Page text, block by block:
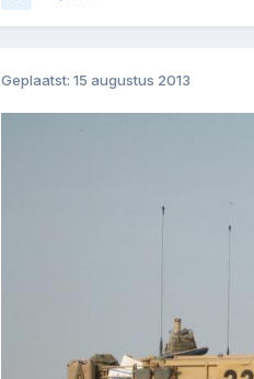
Geplaatst: 15 augustus 2013